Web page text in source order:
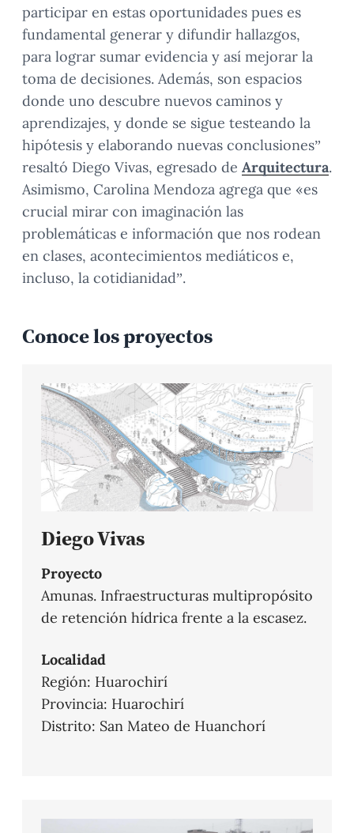
participar en estas oportunidades pues es
fundamental generar y difundir hallazgos,
para lograr sumar evidencia y así mejorar la
toma de decisiones. Además, son espacios
donde uno descubre nuevos caminos y
aprendizajes, y donde se sigue testeando la
hipótesis y elaborando nuevas conclusiones”
resaltó Diego Vivas, egresado de Arquitectura.
Asimismo, Carolina Mendoza agrega que «es
crucial mirar con imaginación las
problemáticas e información que nos rodean
en clases, acontecimientos mediáticos e,
incluso, la cotidianidad”.
Conoce los proyectos
Diego Vivas
Proyecto
Amunas. Infraestructuras multipropósito
de retención hídrica frente a la escasez.
Localidad
Región: Huarochirí
Provincia: Huarochirí
Distrito: San Mateo de Huanchorí